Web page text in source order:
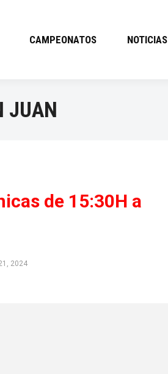
CAMPEONATOS NOTICIAS
JUAN
de 15:30H a
2024